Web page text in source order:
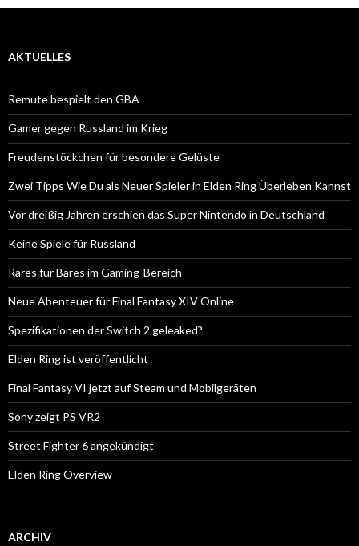
AKTUELLES
Remute bespielt den GBA
Gamer gegen Russland im Krieg
Freudenstöckchen für besondere Gelüste
Zwei Tipps Wie Du als Neuer Spieler in Elden Ring Überleben Kannst
Vor dreißig Jahren erschien das Super Nintendo in Deutschland
Keine Spiele für Russland
Rares für Bares im Gaming-Bereich
Neue Abenteuer für Final Fantasy XIV Online
Spezifikationen der Switch 2 geleaked?
Elden Ring ist veröffentlicht
Final Fantasy VI jetzt auf Steam und Mobilgeräten
Sony zeigt PS VR2
Street Fighter 6 angekündigt
Elden Ring Overview
ARCHIV